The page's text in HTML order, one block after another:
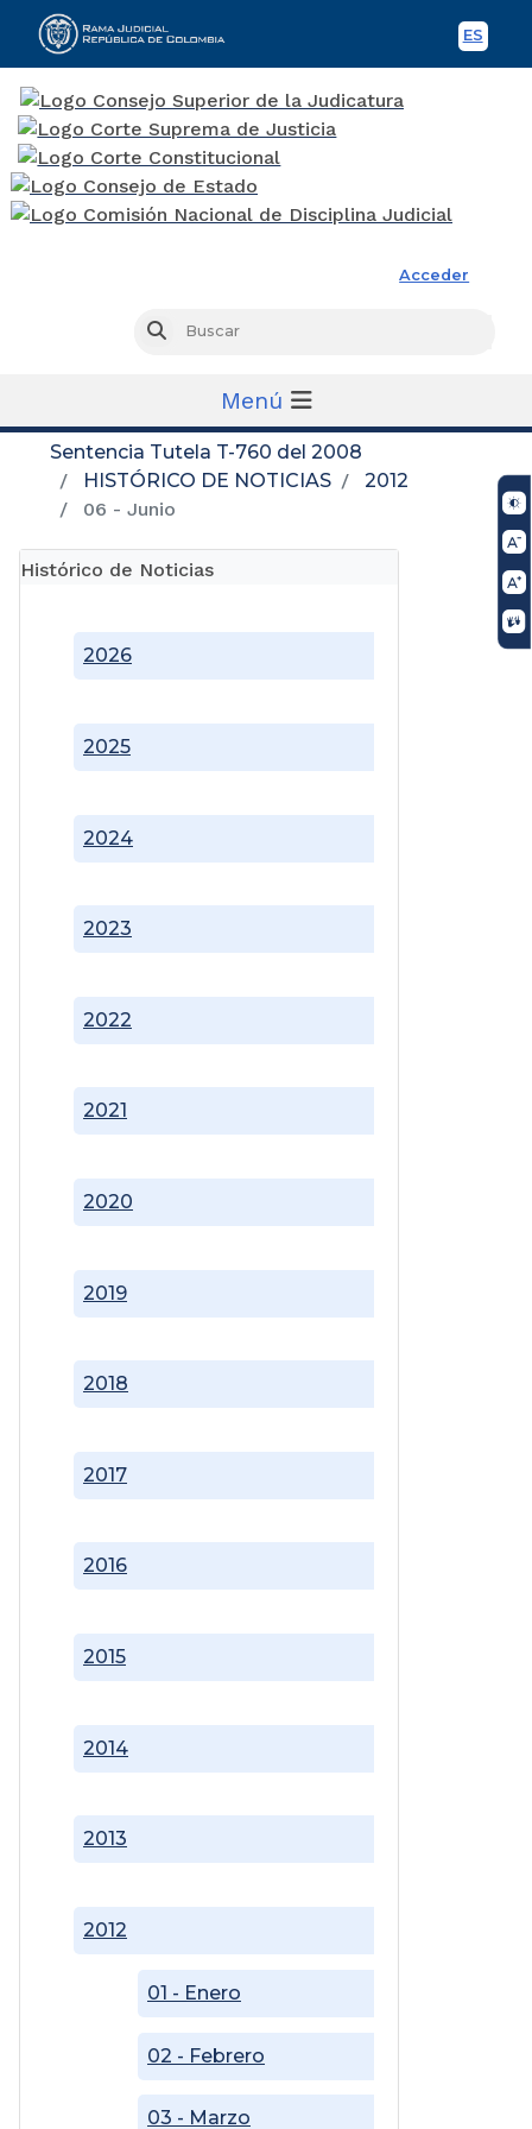
ES
Acceder
Buscar
Menú
Sentencia Tutela T-760 del 2008
HISTÓRICO DE NOTICIAS
2012
06 - Junio
Histórico de Noticias
2012
01 - Enero
02 - Febrero
03 - Marzo
2013
2014
2015
2016
2017
2018
2019
2020
2021
2022
2023
2024
2025
2026